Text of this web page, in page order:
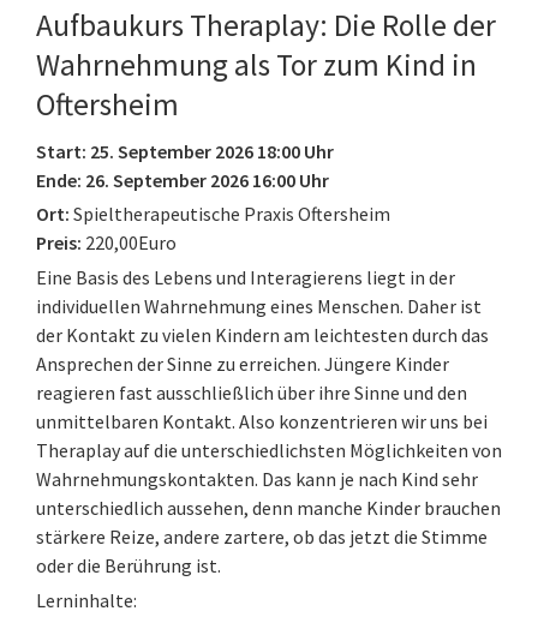
Aufbaukurs Theraplay: Die Rolle der
Wahrnehmung als Tor zum Kind in
Oftersheim
Start: 25. September 2026 18:00 Uhr
Ende: 26. September 2026 16:00 Uhr
Ort: Spieltherapeutische Praxis Oftersheim
Preis: 220,00Euro
Eine Basis des Lebens und Interagierens liegt in der
individuellen Wahrnehmung eines Menschen. Daher ist
der Kontakt zu vielen Kindern am leichtesten durch das
Ansprechen der Sinne zu erreichen. Jüngere Kinder
reagieren fast ausschließlich über ihre Sinne und den
unmittelbaren Kontakt. Also konzentrieren wir uns bei
Theraplay auf die unterschiedlichsten Möglichkeiten von
Wahrnehmungskontakten. Das kann je nach Kind sehr
unterschiedlich aussehen, denn manche Kinder brauchen
stärkere Reize, andere zartere, ob das jetzt die Stimme
oder die Berührung ist.
Lerninhalte: